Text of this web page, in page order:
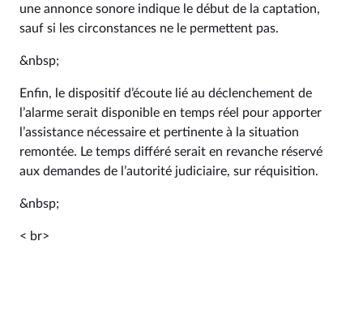
une annonce sonore indique le début de la captation,
sauf si les circonstances ne le permettent pas.
&nbsp;
Enfin, le dispositif d’écoute lié au déclenchement de
l’alarme serait disponible en temps réel pour apporter
l’assistance nécessaire et pertinente à la situation
remontée. Le temps différé serait en revanche réservé
aux demandes de l’autorité judiciaire, sur réquisition.
&nbsp;
< br>